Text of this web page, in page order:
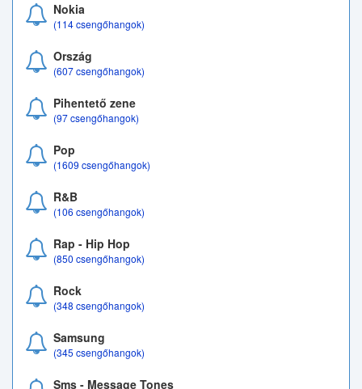
Nokia
(114 csengőhangok)
Ország
(607 csengőhangok)
Pihentető zene
(97 csengőhangok)
Pop
(1609 csengőhangok)
R&B
(106 csengőhangok)
Rap - Hip Hop
(850 csengőhangok)
Rock
(348 csengőhangok)
Samsung
(345 csengőhangok)
Sms - Message Tones